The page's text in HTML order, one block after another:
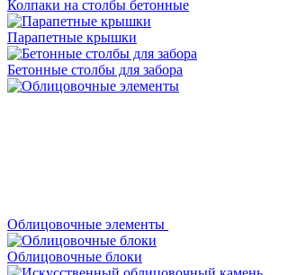
Колпаки на столбы бетонные
Парапетные крышки
Бетонные столбы для забора
Облицовочные элементы
Облицовочные блоки